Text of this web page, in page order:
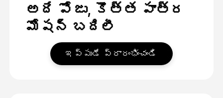
అదే పోజు, కొత్త పాత్ర
మోషన్ బదిలీ
ఇప్పుడే ప్రారంభించండి